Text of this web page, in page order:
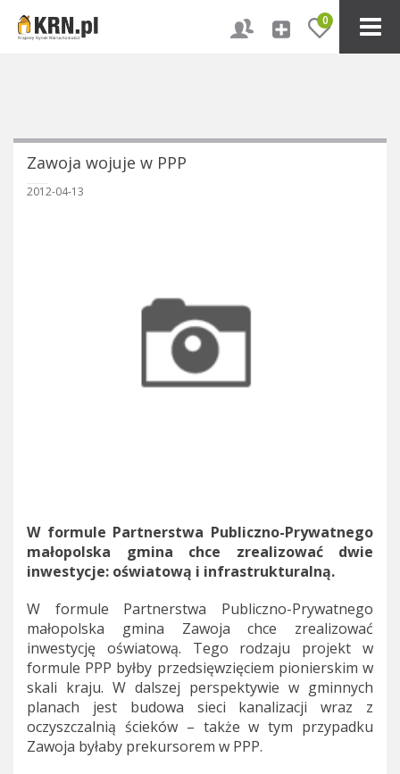
0
Zawoja wojuje w PPP
2012-04-13
W formule Partnerstwa Publiczno-Prywatnego
małopolska gmina chce zrealizować dwie
inwestycje: oświatową i infrastrukturalną.
W formule Partnerstwa Publiczno-Prywatnego
małopolska gmina Zawoja chce zrealizować
inwestycję oświatową. Tego rodzaju projekt w
formule PPP byłby przedsięwzięciem pionierskim w
skali kraju. W dalszej perspektywie w gminnych
planach jest budowa sieci kanalizacji wraz z
oczyszczalnią ścieków – także w tym przypadku
Zawoja byłaby prekursorem w PPP.